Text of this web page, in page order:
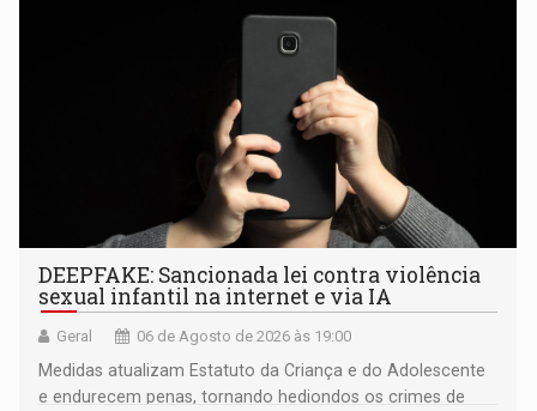
DEEPFAKE: Sancionada lei contra violência
sexual infantil na internet e via IA
Geral 06 de Agosto de 2026 às 19:00
Medidas atualizam Estatuto da Criança e do Adolescente
e endurecem penas, tornando hediondos os crimes de